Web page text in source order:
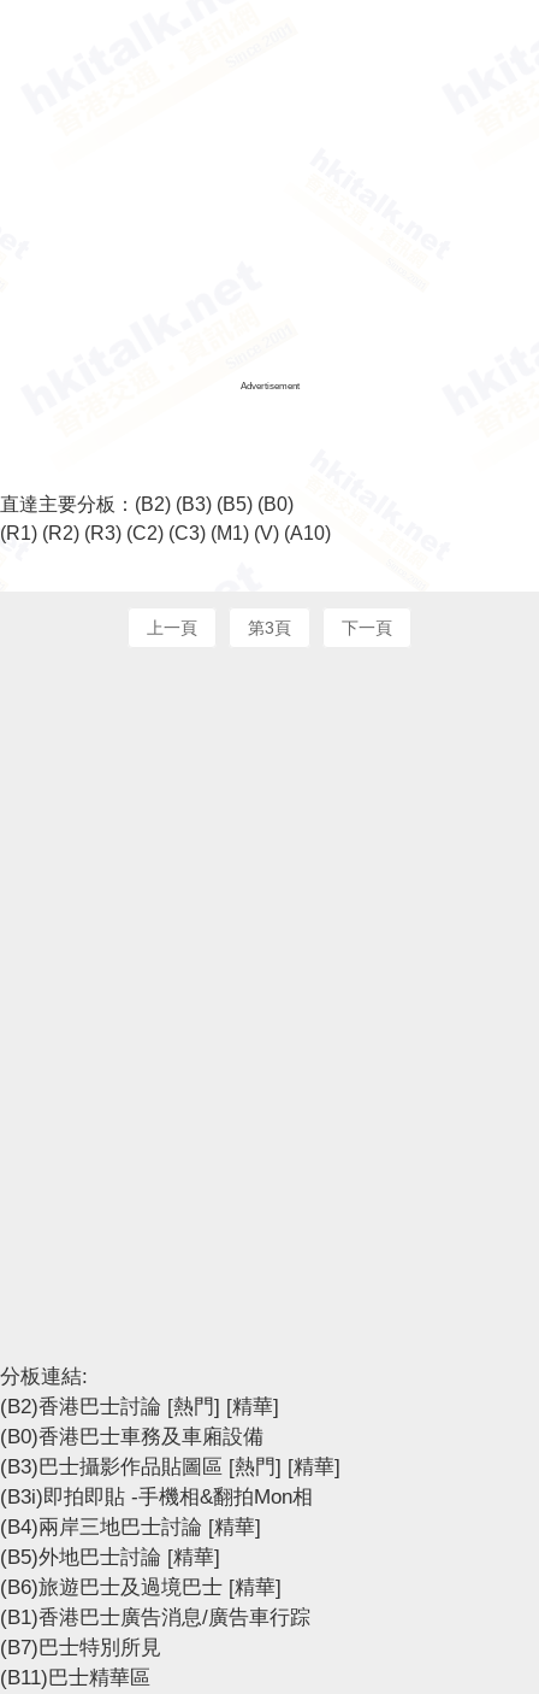
Advertisement
直達主要分板： (B2) (B3) (B5) (B0)
(R1) (R2) (R3) (C2) (C3) (M1) (V) (A10)
上一頁 第3頁 下一頁
分板連結:
(B2)香港巴士討論 [熱門] [精華]
(B0)香港巴士車務及車廂設備
(B3)巴士攝影作品貼圖區 [熱門] [精華]
(B3i)即拍即貼 -手機相&翻拍Mon相
(B4)兩岸三地巴士討論 [精華]
(B5)外地巴士討論 [精華]
(B6)旅遊巴士及過境巴士 [精華]
(B1)香港巴士廣告消息/廣告車行踪
(B7)巴士特別所見
(B11)巴士精華區